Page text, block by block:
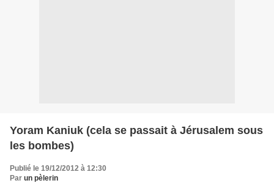
Yoram Kaniuk (cela se passait à Jérusalem sous
les bombes)
Publié le 19/12/2012 à 12:30
Par un pèlerin